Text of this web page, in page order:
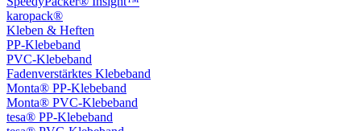
karopack®
Kleben & Heften
PP-Klebeband
PVC-Klebeband
Fadenverstärktes Klebeband
Monta® PP-Klebeband
Monta® PVC-Klebeband
tesa® PP-Klebeband